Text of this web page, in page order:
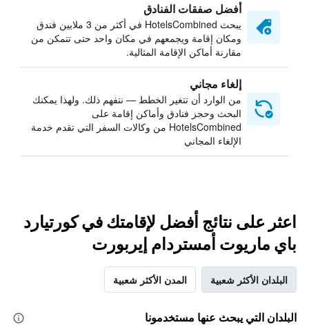
أفضل صفقات الفنادق
يبحث HotelsCombined في أكثر من 3 ملايين فندق
ومكان إقامة ويجمعهم في مكان واحد حتى تتمكن من
مقارنة أماكن الإقامة المثالية.
إلغاء مجاني
من الوارد أن تتغير الخطط — نتفهم ذلك. ولهذا يمكنك
البحث وحجز فنادق وأماكن إقامة على
HotelsCombined من وكالات السفر التي تقدم خدمة
الإلغاء المجاني
اعثر على نتائج أفضل لإقامتك في كورتيارد
باي ماريوت أمستردام إيربورت
البلدان الأكثر شعبية المدن الأكثر شعبية
البلدان التي يبحث عنها مستخدمونا